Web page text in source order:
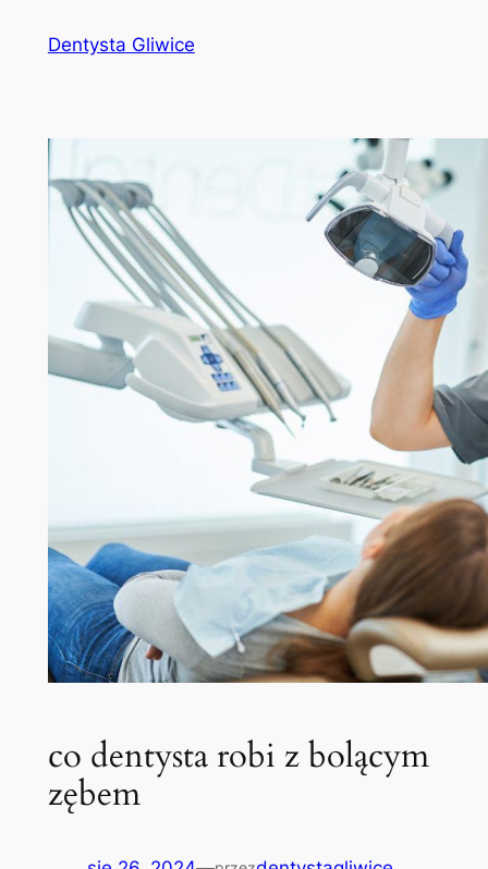
Dentysta Gliwice
co dentysta robi z bolącym
zębem